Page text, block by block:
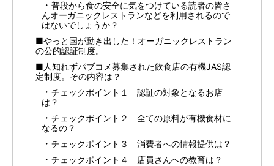
普段から食の安全に気をつけている読者の皆さ
んオーガニックレストランなどを利用されるので
はないでしょうか？
■やっと国が動き出した！オーガニックレストラン
の公的認証制度。
■人知れずパブコメ募集された飲食店の有機JAS認
定制度。その内容は？
チェックポイント１ 認証の対象となるお店
は？
チェックポイント２ 全ての原料が有機食材に
なるの？
チェックポイント３ 消費者への情報提供は？
チェックポイント４ 店員さんへの教育は？